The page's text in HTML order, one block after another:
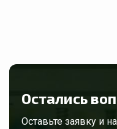
Остались
Оставьте заявку и